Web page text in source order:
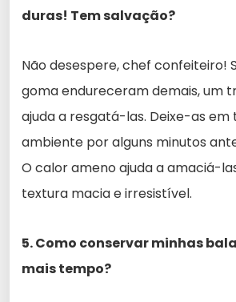
duras! Tem salvação?
Não desespere, chef confeiteiro!
goma endureceram demais, um
ajuda a resgatá-las. Deixe-as
ambiente por alguns minutos
O calor ameno ajuda a amaciá-
textura macia e irresistível.
5. Como conservar minhas
mais tempo?